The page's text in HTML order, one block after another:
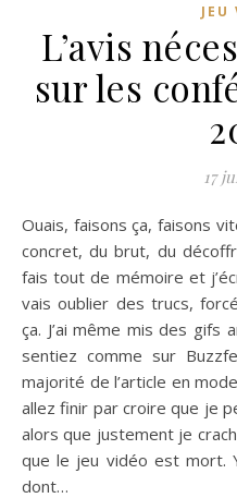
JEU
L’avis
sur les
17
Ouais, faisons ça, faisons vite. On est là pour du biscuit, du
concret, du brut, du
fais tout de mémoire et
vais oublier des trucs,
ça. J’ai même mis des gifs
sentiez comme sur
majorité de l’article en
allez finir par croire que je
alors que justement je
que le jeu vidéo est mort.
dont…